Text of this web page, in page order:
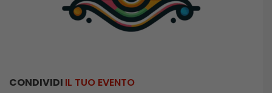
CONDIVIDI IL TUO EVENTO